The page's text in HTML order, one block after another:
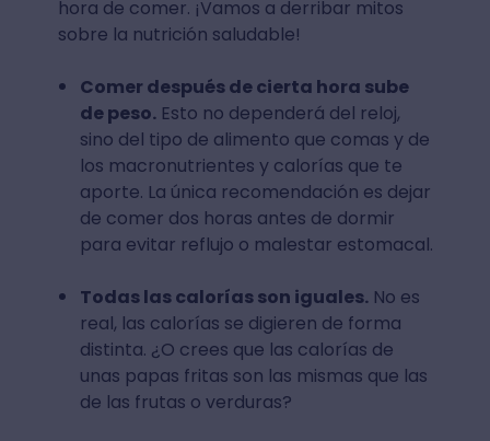
hora de comer. ¡Vamos a derribar mitos
sobre la nutrición saludable!
Comer después de cierta hora sube
de peso.Esto no dependerá del reloj,
sino del tipo de alimento que comas y de
los macronutrientes y calorías que te
aporte. La única recomendación es dejar
de comer dos horas antes de dormir
para evitar reflujo o malestar estomacal.
Todas las calorías son iguales.No es
real, las calorías se digieren de forma
distinta. ¿O crees que las calorías de
unas papas fritas son las mismas que las
de las frutas o verduras?